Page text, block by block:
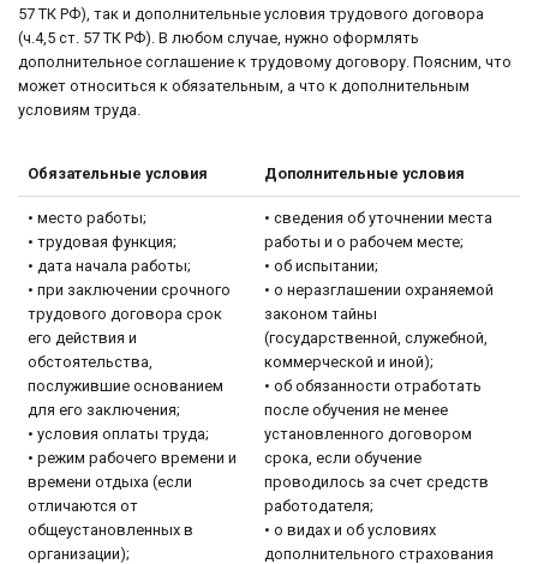
57 ТК РФ), так и дополнительные условия трудового договора
(ч.4,5 ст. 57 ТК РФ). В любом случае, нужно оформлять
дополнительное соглашение к трудовому договору. Поясним, что
может относиться к обязательным, а что к дополнительным
условиям труда.
Обязательные условия Дополнительные условия
• место работы;
• трудовая функция;
• дата начала работы;
• при заключении срочного
трудового договора срок
его действия и
обстоятельства,
послужившие основанием
для его заключения;
• условия оплаты труда;
• режим рабочего времени и
времени отдыха (если
отличаются от
общеустановленных в
организации);
• сведения об уточнении места
работы и о рабочем месте;
• об испытании;
• о неразглашении охраняемой
законом тайны
(государственной, служебной,
коммерческой и иной);
• об обязанности отработать
после обучения не менее
установленного договором
срока, если обучение
проводилось за счет средств
работодателя;
• о видах и об условиях
дополнительного страхования